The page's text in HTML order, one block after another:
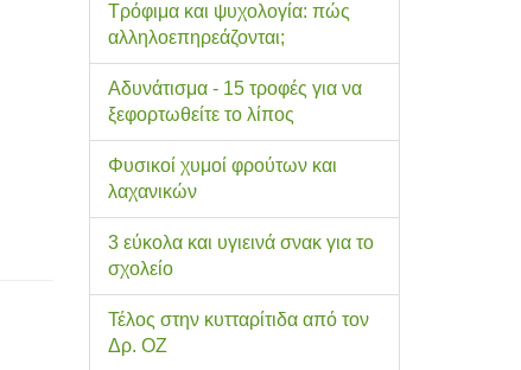
Τρόφιμα και ψυχολογία: πώς
αλληλοεπηρεάζονται;
Αδυνάτισμα - 15 τροφές για να
ξεφορτωθείτε το λίπος
Φυσικοί χυμοί φρούτων και
λαχανικών
3 εύκολα και υγιεινά σνακ για το
σχολείo
Τέλος στην κυτταρίτιδα από τον
Δρ. ΟΖ